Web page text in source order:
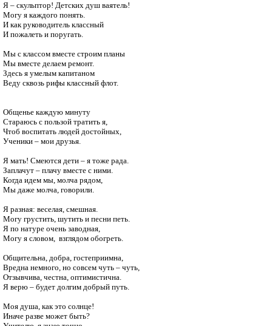
Я – скульптор! Детских душ ваятель!
Могу я каждого понять.
И как руководитель классный
И пожалеть и поругать.
Мы с классом вместе строим планы
Мы вместе делаем ремонт.
Здесь я умелым капитаном
Веду сквозь рифы классный флот.
Общенье каждую минуту
Стараюсь с пользой тратить я,
Чтоб воспитать людей достойных,
Ученики – мои друзья.
Я мать! Смеются дети – я тоже рада.
Заплачут – плачу вместе с ними.
Когда идем мы, молча рядом,
Мы даже молча, говорили.
Я разная: веселая, смешная.
Могу грустить, шутить и песни петь.
Я по натуре очень заводная,
Могу я словом,  взглядом обогреть.
Общительна, добра, гостеприимна,
Вредна немного, но совсем чуть – чуть,
Отзывчива, честна, оптимистична.
Я верю – будет долгим добрый путь.
Моя душа, как это солнце!
Иначе разве может быть?